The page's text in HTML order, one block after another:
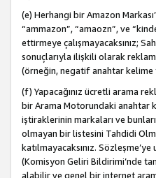
(e) Herhangi bir Amazon
“ammazon”, “amaozn”, ve
ettirmeye çalışmayacaksınız;
sonuçlarıyla ilişkili olarak reklam
(örneğin, negatif anahtar kelime
(f) Yapacağınız ücretli arama
bir Arama Motorundaki anahtar
iştiraklerinin markaları ve
olmayan bir listesini Tahdidi
katılmayacaksınız.
(Komisyon Geliri Bildirimi’nde
alabilir ve genel bir internet